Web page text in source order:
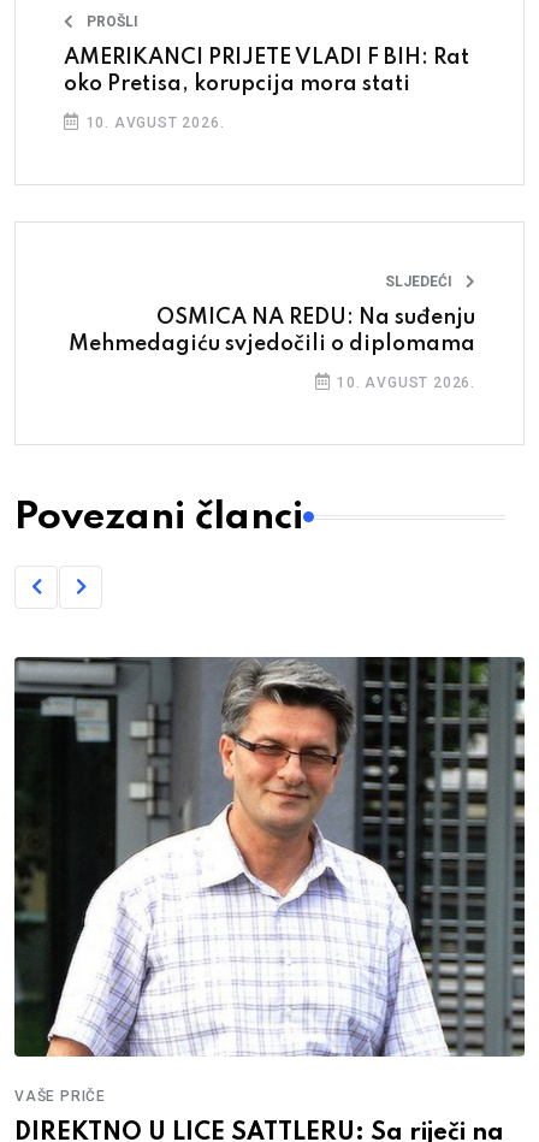
PROŠLI
AMERIKANCI PRIJETE VLADI F BIH: Rat
oko Pretisa, korupcija mora stati
10. AVGUST 2026.
SLJEDEĆI
OSMICA NA REDU: Na suđenju
Mehmedagiću svjedočili o diplomama
10. AVGUST 2026.
Povezani članci
VAŠE PRIČE
DIREKTNO U LICE SATTLERU: Sa riječi na